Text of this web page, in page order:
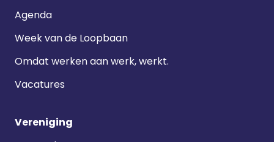
Agenda
Week van de Loopbaan
Omdat werken aan werk, werkt.
Vacatures
Vereniging